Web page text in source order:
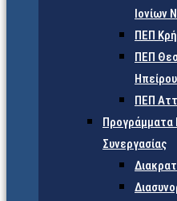
Ιονίων
ΠΕΠ
ΠΕΠ
Ηπείρου
ΠΕΠ
Προγράμματα
Συνεργασίας